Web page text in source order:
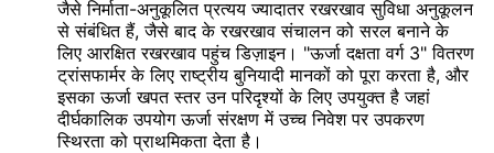
जैसे निर्माता-अनुकूलित प्रत्यय ज्यादातर रखरखाव सुविधा अनुकूलन
से संबंधित हैं, जैसे बाद के रखरखाव संचालन को सरल बनाने के
लिए आरक्षित रखरखाव पहुंच डिज़ाइन। "ऊर्जा दक्षता वर्ग 3" वितरण
ट्रांसफार्मर के लिए राष्ट्रीय बुनियादी मानकों को पूरा करता है, और
इसका ऊर्जा खपत स्तर उन परिदृश्यों के लिए उपयुक्त है जहां
दीर्घकालिक उपयोग ऊर्जा संरक्षण में उच्च निवेश पर उपकरण
स्थिरता को प्राथमिकता देता है।